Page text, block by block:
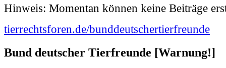
Hinweis: Momentan können keine Beiträge
tierrechtsforen.de/bunddeutschertierfreunde
Bund deutscher Tierfreunde [Warnung!]